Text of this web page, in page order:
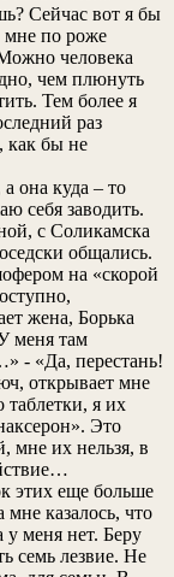
Сейчас вот я бы
мне по роже
человека
чем плюнуть
Тем более я
раз
как бы не
она куда – то
себя заводить.
с Соликамска
общались.
на «скорой
жена, Борька
меня там
- «Да, перестань!
открывает мне
я их
Это
мне их нельзя, в
этих еще больше
казалось, что
у меня нет. Беру
семь лезвие. Не